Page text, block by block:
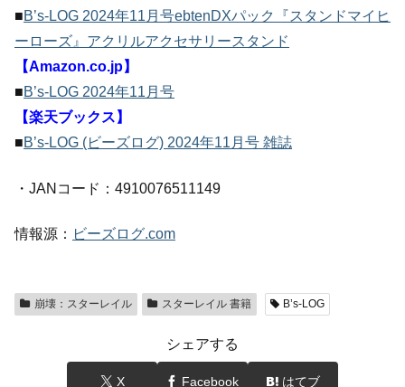
■B’s-LOG 2024年11月号ebtenDXパック『スタンドマイヒ
ーローズ』アクリルアクセサリースタンド
【Amazon.co.jp】
■B’s-LOG 2024年11月号
【楽天ブックス】
■B’s-LOG (ビーズログ) 2024年11月号 雑誌
・JANコード：4910076511149
情報源： ビーズログ.com
崩壊：スターレイル スターレイル 書籍 B’s-LOG
シェアする
X Facebook はてブ